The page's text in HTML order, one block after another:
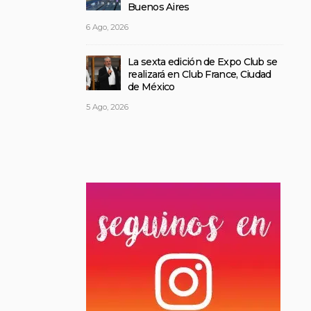
Buenos Aires
6 Ago, 2026
La sexta edición de Expo Club se
realizará en Club France, Ciudad
de México
5 Ago, 2026